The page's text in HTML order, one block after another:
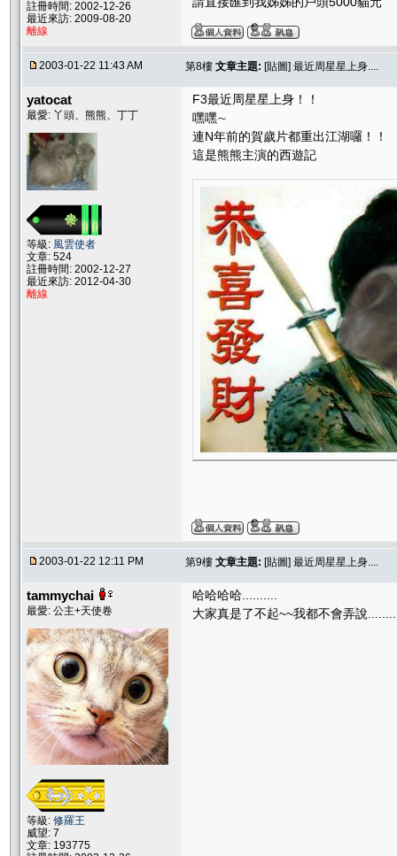
註冊時間: 2002-12-26
最近來訪: 2009-08-20
離線
2003-01-22 11:43 AM 第8樓 文章主題: [貼圖] 最近周星星上身....
yatocat
最愛: 丫頭、熊熊、丁丁
等級: 風雲使者
文章: 524
註冊時間: 2002-12-27
最近來訪: 2012-04-30
離線
F3最近周星星上身！！
嘿嘿∼
連N年前的賀歲片都重出江湖囉！！
這是熊熊主演的西遊記
2003-01-22 12:11 PM 第9樓 文章主題: [貼圖] 最近周星星上身....
tammychai
最愛: 公主+天使卷
等級: 修羅王
威望: 7
文章: 193775
哈哈哈哈..........
大家真是了不起~~我都不會弄說